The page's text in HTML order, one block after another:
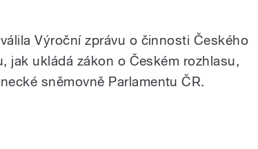
Výroční zprávu o činnosti Českého
jak ukládá zákon o Českém rozhlasu,
sněmovně Parlamentu ČR.